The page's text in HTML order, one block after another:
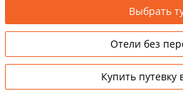
Выбрать
Отели без
Купить путевку